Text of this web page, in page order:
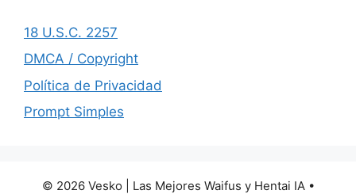
18 U.S.C. 2257
DMCA / Copyright
Política de Privacidad
Prompt Simples
© 2026 Vesko | Las Mejores Waifus y Hentai IA•